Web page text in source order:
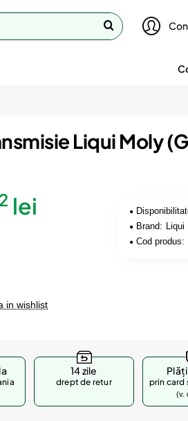
Liqui Moly
lei
Brand: Liqui
Cod produs:
in wishlist
14 zile
drept de retur prin card
(v.